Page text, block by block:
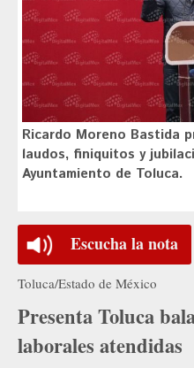
Ricardo Moreno Bastida
laudos, finiquitos y
Ayuntamiento de Toluca.
Escucha la nota
Toluca/Estado de México
Presenta Toluca
laborales atendidas